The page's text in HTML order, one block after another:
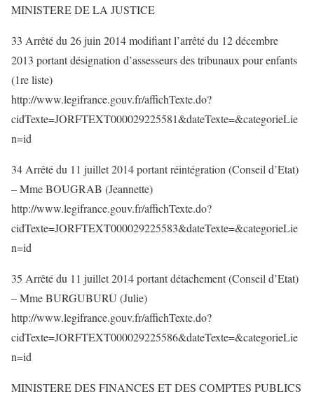
MINISTERE DE LA JUSTICE
33 Arrêté du 26 juin 2014 modifiant l’arrêté du 12 décembre
2013 portant désignation d’assesseurs des tribunaux pour enfants
(1re liste)
http://www.legifrance.gouv.fr/affichTexte.do?
cidTexte=JORFTEXT000029225581&dateTexte=&categorieLie
n=id
34 Arrêté du 11 juillet 2014 portant réintégration (Conseil d’Etat)
– Mme BOUGRAB (Jeannette)
http://www.legifrance.gouv.fr/affichTexte.do?
cidTexte=JORFTEXT000029225583&dateTexte=&categorieLie
n=id
35 Arrêté du 11 juillet 2014 portant détachement (Conseil d’Etat)
– Mme BURGUBURU (Julie)
http://www.legifrance.gouv.fr/affichTexte.do?
cidTexte=JORFTEXT000029225586&dateTexte=&categorieLie
n=id
MINISTERE DES FINANCES ET DES COMPTES PUBLICS